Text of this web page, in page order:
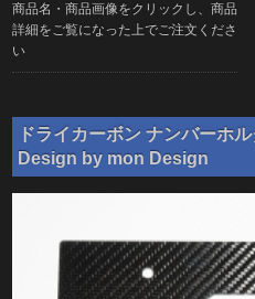
商品名・商品画像をクリックし、商品
詳細をご覧になった上でご注文くださ
い
ドライカーボン ナンバーホ
Design by mon Design